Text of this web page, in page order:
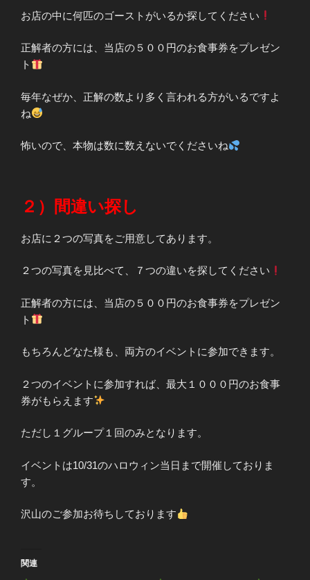
お店の中に何匹のゴーストがいるか探してください
正解者の方には、当店の５００円のお食事券をプレゼン
ト
毎年なぜか、正解の数より多く言われる方がいるですよ
ね
怖いので、本物は数に数えないでくださいね
２）間違い探し
お店に２つの写真をご用意してあります。
２つの写真を見比べて、７つの違いを探してください
正解者の方には、当店の５００円のお食事券をプレゼン
ト
もちろんどなた様も、両方のイベントに参加できます。
２つのイベントに参加すれば、最大１０００円のお食事
券がもらえます
ただし１グループ１回のみとなります。
イベントは10/31のハロウィン当日まで開催しておりま
す。
沢山のご参加お待ちしております
関連